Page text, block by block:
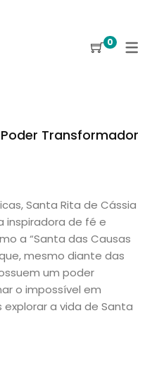
0
Transformador
Santa Rita de Cássia
de fé e
a “Santa das Causas
mesmo diante das
um poder
o impossível em
a vida de Santa